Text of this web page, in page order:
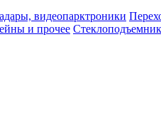
видеопарктроники
и прочее